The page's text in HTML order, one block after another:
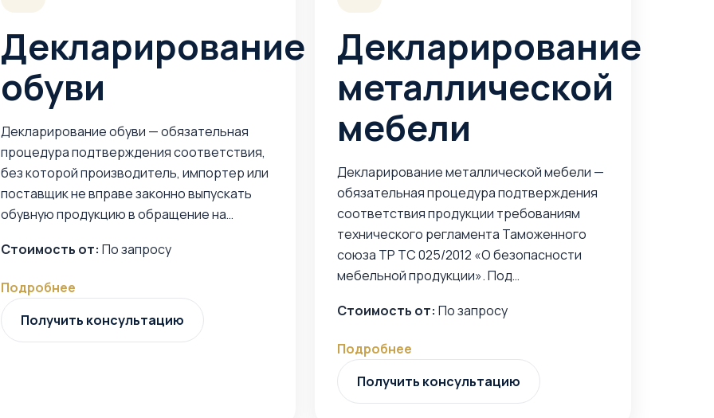
Декларирование
обуви
Декларирование обуви — обязательная
процедура подтверждения соответствия,
без которой производитель, импортер или
поставщик не вправе законно выпускать
обувную продукцию в обращение на…
Стоимость от: По запросу
Подробнее
Получить консультацию
Декларирование
металлической
мебели
Декларирование металлической мебели —
обязательная процедура подтверждения
соответствия продукции требованиям
технического регламента Таможенного
союза ТР ТС 025/2012 «О безопасности
мебельной продукции». Под…
Стоимость от: По запросу
Подробнее
Получить консультацию